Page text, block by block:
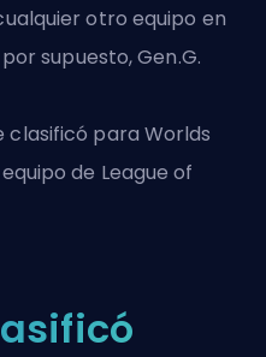
otro equipo en
por supuesto,Gen.G.
clasificó para Worlds
equipo de League of